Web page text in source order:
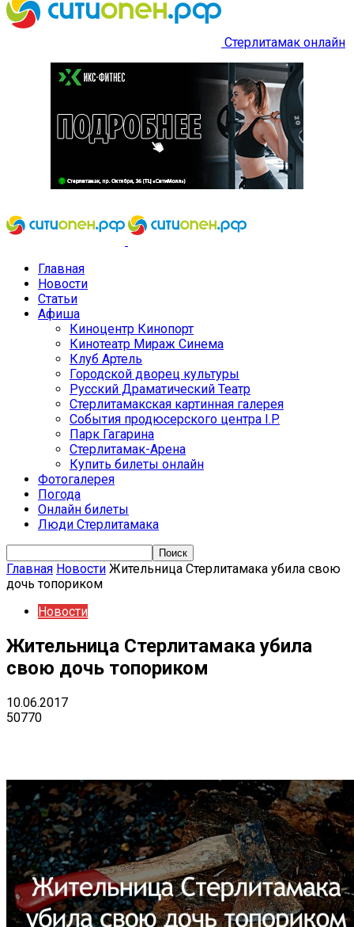
Стерлитамак онлайн
Главная
Новости
Статьи
Афиша
Киноцентр Кинопорт
Кинотеатр Мираж Синема
Клуб Артель
Городской дворец культуры
Русский Драматический Театр
Стерлитамакская картинная галерея
События продюсерского центра I.P.
Парк Гагарина
Стерлитамак-Арена
Купить билеты онлайн
Фотогалерея
Погода
Онлайн билеты
Люди Стерлитамака
Главная Новости Жительница Стерлитамака убила свою
дочь топориком
Новости
Жительница Стерлитамака убила
свою дочь топориком
10.06.2017
50770